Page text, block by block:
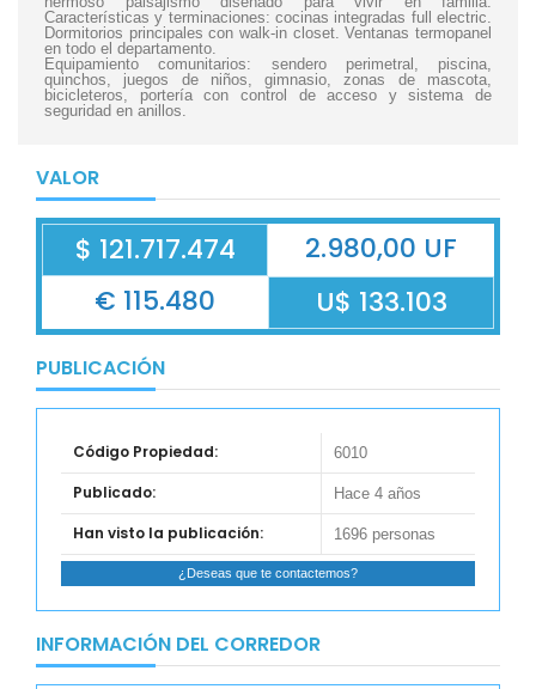
Características y terminaciones: cocinas integradas full electric.
Dormitorios principales con walk-in closet. Ventanas termopanel
en todo el departamento.
Equipamiento comunitarios: sendero perimetral, piscina,
quinchos, juegos de niños, gimnasio, zonas de mascota,
bicicleteros, portería con control de acceso y sistema de
seguridad en anillos.
VALOR
$ 121.717.474
2.980,00 UF
€ 115.480
U$ 133.103
PUBLICACIÓN
Código Propiedad: 6010
Publicado: Hace 4 años
Han visto la publicación: 1696 personas
¿Deseas que te contactemos?
INFORMACIÓN DEL CORREDOR